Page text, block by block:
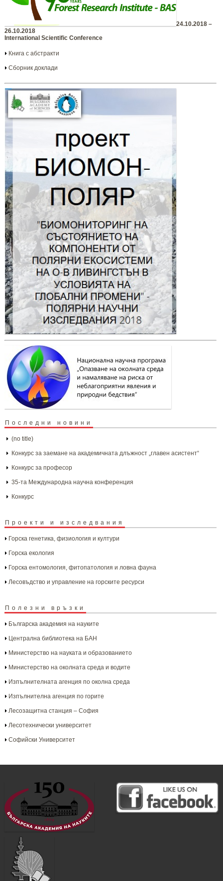
24.10.2018 –
26.10.2018
International Scientific Conference
Книга с абстракти
Сборник доклади
Последни новини
(no title)
Конкурс за заемане на академичната длъжност „главен асистент“
Конкурс за професор
35-та Международна научна конференция
Конкурс
Проекти и изследвания
Горска генетика, физиология и култури
Горска екология
Горска ентомология, фитопатология и ловна фауна
Лесовъдство и управление на горските ресурси
Полезни връзки
Българска aкадемия на науките
Централна библиотека на БАН
Министерство на науката и образованието
Министерство на околната среда и водите
Изпълнителната агенция по околна среда
Изпълнителна агенция по горите
Лесозащитна станция – София
Лесотехнически университет
Софийски Университет